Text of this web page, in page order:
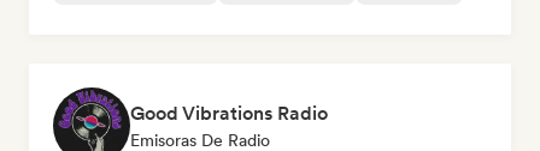
Good Vibrations Radio
Emisoras De Radio